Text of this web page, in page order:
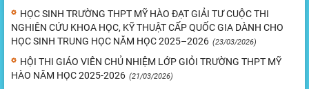
HỌC SINH TRƯỜNG THPT MỸ HÀO ĐẠT GIẢI TƯ CUỘC THI
NGHIÊN CỨU KHOA HỌC, KỸ THUẬT CẤP QUỐC GIA DÀNH CHO
HỌC SINH TRUNG HỌC NĂM HỌC 2025–2026 (23/03/2026)
HỘI THI GIÁO VIÊN CHỦ NHIỆM LỚP GIỎI TRƯỜNG THPT MỸ
HÀO NĂM HỌC 2025-2026 (21/03/2026)